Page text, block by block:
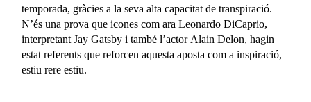
temporada, gràcies a la seva alta capacitat de transpiració.
N’és una prova que icones com ara Leonardo DiCaprio,
interpretant Jay Gatsby i també l’actor Alain Delon, hagin
estat referents que reforcen aquesta aposta com a inspiració,
estiu rere estiu.